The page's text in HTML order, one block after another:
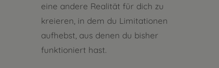
eine andere Realität für dich zu
kreieren, in dem du Limitationen
aufhebst, aus denen du bisher
funktioniert hast.